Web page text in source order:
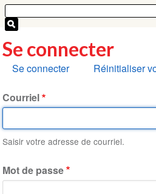
Se connecter
Onglets
Se connecter Réinitialiser
Courriel
Saisir votre adresse de courriel.
Mot de passe